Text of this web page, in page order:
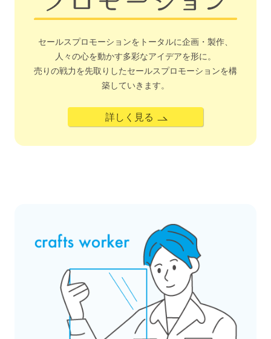
セールスプロモーションをトータルに企画・製作、
人々の心を動かす多彩なアイデアを形に。
売りの戦力を先取りしたセールスプロモーションを構
築していきます。
詳しく見る